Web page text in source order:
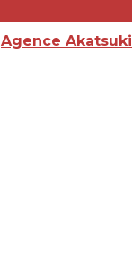
Agence Akatsuki